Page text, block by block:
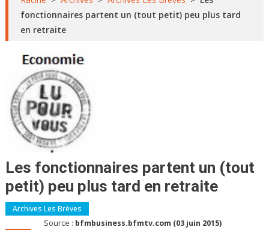
fonctionnaires partent un (tout petit) peu plus tard
en retraite
Les fonctionnaires partent un (tout
petit) peu plus tard en retraite
Archives Les Brèves
Source : bfmbusiness.bfmtv.com (03 juin 2015)